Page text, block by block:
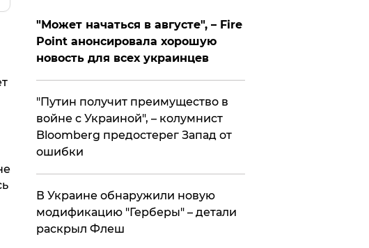
"Может начаться в августе", – Fire
Point анонсировала хорошую
новость для всех украинцев
"Путин получит преимущество в
войне с Украиной", – колумнист
Bloomberg предостерег Запад от
ошибки
В Украине обнаружили новую
модификацию "Герберы" – детали
раскрыл Флеш